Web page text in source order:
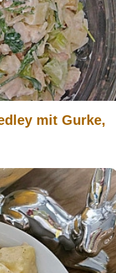
mit Gurke,